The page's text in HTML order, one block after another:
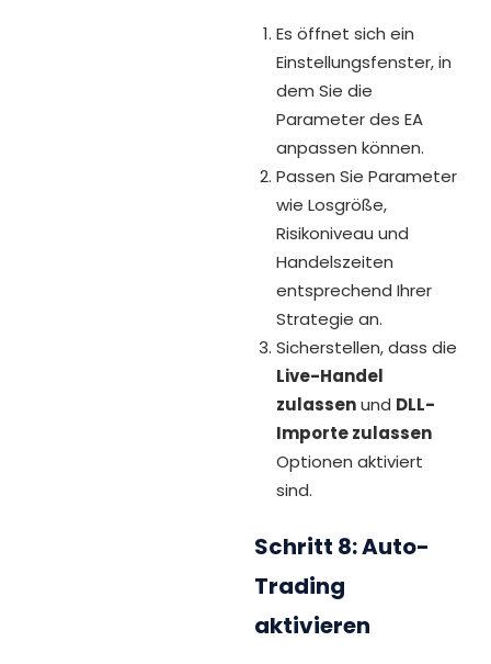
Es öffnet sich ein
Einstellungsfenster, in
dem Sie die
Parameter des EA
anpassen können.
Passen Sie Parameter
wie Losgröße,
Risikoniveau und
Handelszeiten
entsprechend Ihrer
Strategie an.
Sicherstellen, dass die
Live-Handel
zulassenund DLL-
Importe zulassen
Optionen aktiviert
sind.
Schritt 8: Auto-
Trading
aktivieren